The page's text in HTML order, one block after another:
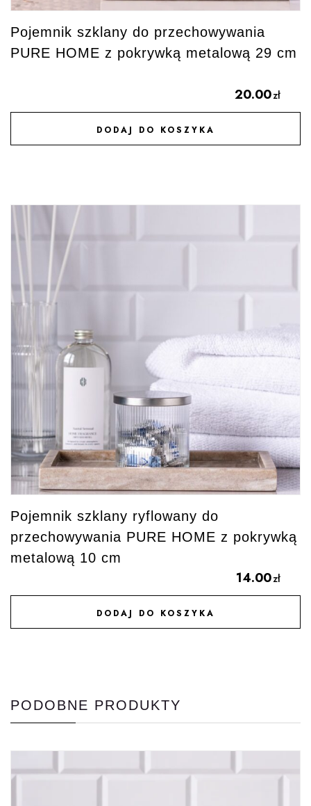
Pojemnik szklany do przechowywania
PURE HOME z pokrywką metalową 29 cm
20.00zł
DODAJ DO KOSZYKA
DODAJ DO ULUBIONYCH
Pojemnik szklany ryflowany do
przechowywania PURE HOME z pokrywką
metalową 10 cm
14.00zł
DODAJ DO KOSZYKA
DODAJ DO ULUBIONYCH
PODOBNE PRODUKTY